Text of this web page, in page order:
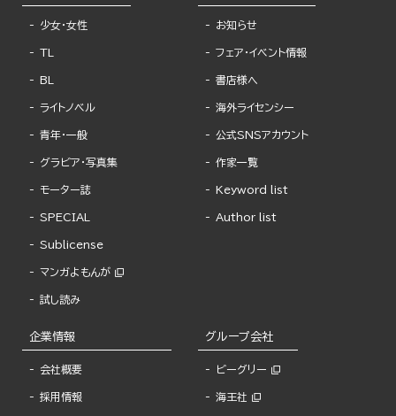
少女・女性
TL
BL
ライトノベル
青年・一般
グラビア・写真集
モーター誌
SPECIAL
Sublicense
マンガよもんが
試し読み
お知らせ
フェア・イベント情報
書店様へ
海外ライセンシー
公式SNSアカウント
作家一覧
Keyword list
Author list
企業情報
会社概要
採用情報
グループ会社
ビーグリー
海王社